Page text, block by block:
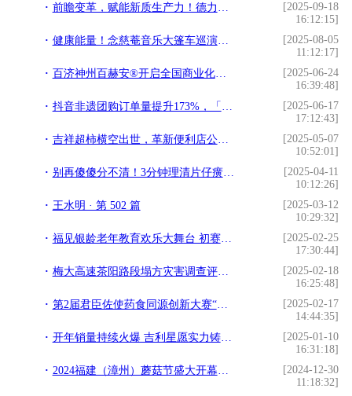
前瞻变革，赋能新质生产力！德力西电气邀您共赴SNEC 2024
[2025-09-18
16:12:15]
健康能量！念慈菴音乐大篷车巡演漳州站回顾
[2025-08-05
11:12:17]
百济神州百赫安®开启全国商业化供货和临床实践
[2025-06-24
16:39:48]
抖音非遗团购订单量提升173%，「发现宝藏小城-有非遗」乘热开启
[2025-06-17
17:12:43]
吉祥超柿横空出世，革新便利店公开透明开店新模式​
[2025-05-07
10:52:01]
别再傻傻分不清！3分钟理清片仔癀与“片仔癀草”
[2025-04-11
10:12:26]
王水明 · 第 502 篇
[2025-03-12
10:29:32]
福见银龄老年教育欢乐大舞台 初赛（漳州赛区）圆满落幕
[2025-02-25
17:30:44]
梅大高速茶阳路段塌方灾害调查评估报告反思
[2025-02-18
16:25:48]
第2届君臣佐使药食同源创新大赛“中医经典方剂组”获奖名单
[2025-02-17
14:44:35]
开年销量持续火爆 吉利星愿实力铸造单周销冠
[2025-01-10
16:31:18]
2024福建（漳州）蘑菇节盛大开幕，共襄食用菌产业盛举
[2024-12-30
11:18:32]